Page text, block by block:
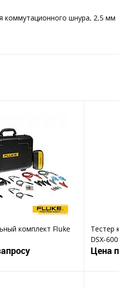
коммутационного шнура, 2,5 мм
комплект Fluke
Тестер
DSX-
Цена